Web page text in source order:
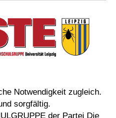
Notwendigkeit zugleich.
sorgfältig.
der Partei Die